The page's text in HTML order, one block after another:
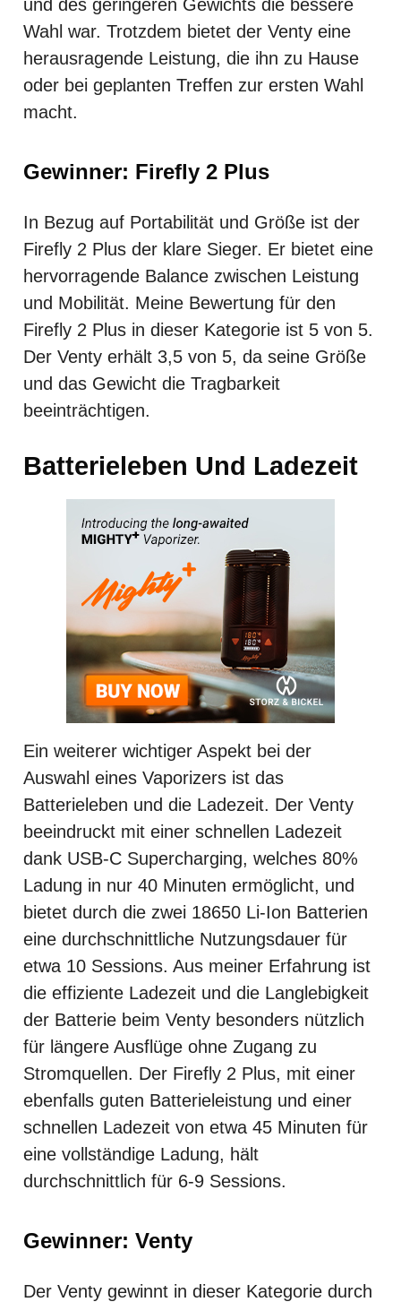
und des geringeren Gewichts die bessere
Wahl war. Trotzdem bietet der Venty eine
herausragende Leistung, die ihn zu Hause
oder bei geplanten Treffen zur ersten Wahl
macht.
Gewinner: Firefly 2 Plus
In Bezug auf Portabilität und Größe ist der
Firefly 2 Plus der klare Sieger. Er bietet eine
hervorragende Balance zwischen Leistung
und Mobilität. Meine Bewertung für den
Firefly 2 Plus in dieser Kategorie ist 5 von 5.
Der Venty erhält 3,5 von 5, da seine Größe
und das Gewicht die Tragbarkeit
beeinträchtigen.
Batterieleben Und Ladezeit
Ein weiterer wichtiger Aspekt bei der
Auswahl eines Vaporizers ist das
Batterieleben und die Ladezeit. Der Venty
beeindruckt mit einer schnellen Ladezeit
dank USB-C Supercharging, welches 80%
Ladung in nur 40 Minuten ermöglicht, und
bietet durch die zwei 18650 Li-Ion Batterien
eine durchschnittliche Nutzungsdauer für
etwa 10 Sessions. Aus meiner Erfahrung ist
die effiziente Ladezeit und die Langlebigkeit
der Batterie beim Venty besonders nützlich
für längere Ausflüge ohne Zugang zu
Stromquellen. Der Firefly 2 Plus, mit einer
ebenfalls guten Batterieleistung und einer
schnellen Ladezeit von etwa 45 Minuten für
eine vollständige Ladung, hält
durchschnittlich für 6-9 Sessions.
Gewinner: Venty
Der Venty gewinnt in dieser Kategorie durch